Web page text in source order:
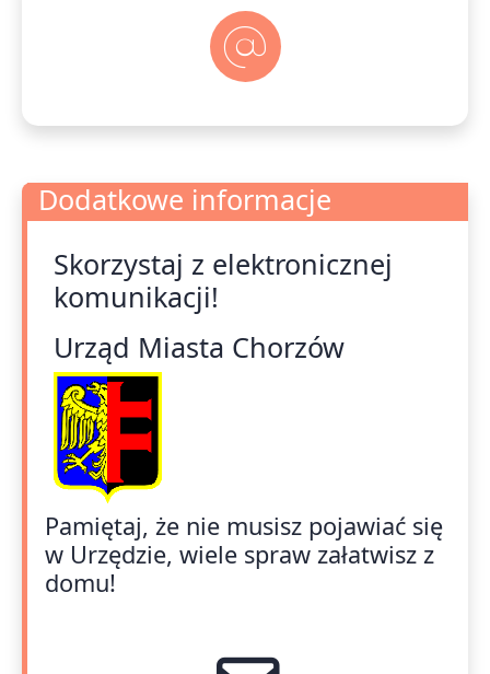
Dodatkowe informacje
Dodatkowe informacje
Skorzystaj z elektronicznej
komunikacji!
Urząd Miasta Chorzów
Pamiętaj, że nie musisz pojawiać się
w Urzędzie, wiele spraw załatwisz z
domu!